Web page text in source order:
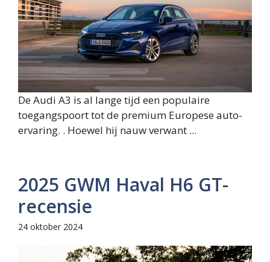
De Audi A3 is al lange tijd een populaire
toegangspoort tot de premium Europese auto-
ervaring. . Hoewel hij nauw verwant ...
2025 GWM Haval H6 GT-
recensie
24 oktober 2024